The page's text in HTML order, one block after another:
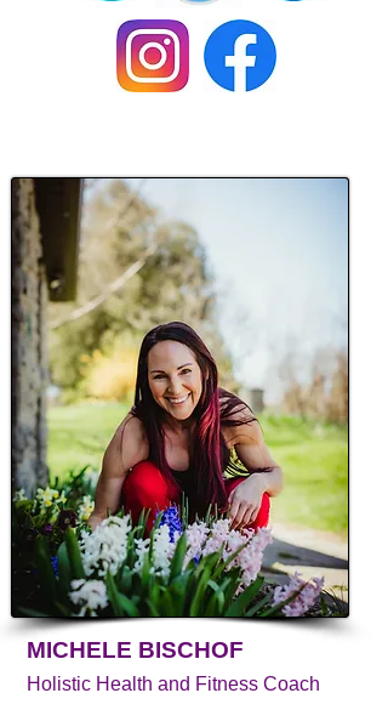
MICHELE BISCHOF
Holistic Health and Fitness Coach